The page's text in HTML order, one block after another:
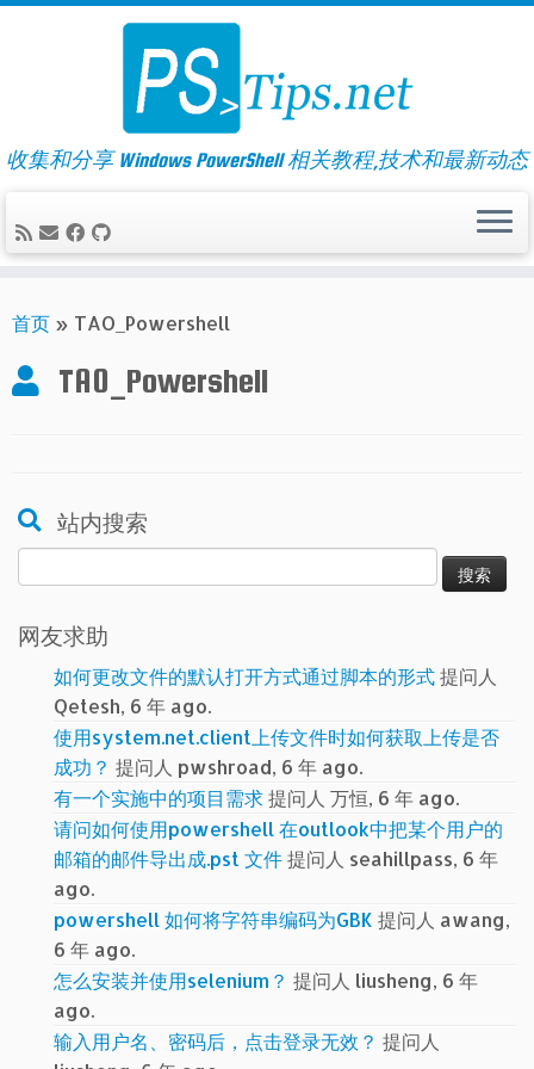
Skip
收集和分享 Windows PowerShell 相关教程,技术和最新动态
首页 » TAO_Powershell
TAO_Powershell
站内搜索
索：
网友求助
如何更改文件的默认打开方式通过脚本的形式提问人
Qetesh, 6 年 ago.
使用system.net.client上传文件时如何获取上传是否
成功？ 提问人 pwshroad, 6 年 ago.
有一个实施中的项目需求提问人 万恒, 6 年 ago.
请问如何使用powershell 在outlook中把某个用户的
邮箱的邮件导出成.pst 文件提问人 seahillpass, 6 年
ago.
powershell 如何将字符串编码为GBK 提问人 awang,
6 年 ago.
怎么安装并使用selenium？ 提问人 liusheng, 6 年
ago.
输入用户名、密码后，点击登录无效？ 提问人